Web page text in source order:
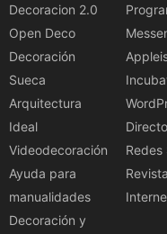
Decoracion 2.0
Open Deco
Decoración
Sueca
Arquitectura
Ideal
Videodecoración
Ayuda para
manualidades
Decoración y
Directo
Redes